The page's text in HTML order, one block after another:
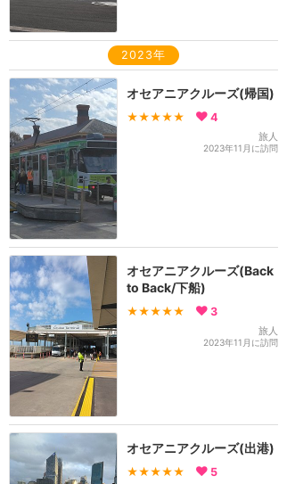
2023年
オセアニアクルーズ(帰国)
★★★★★ 4
旅人
2023年11月に訪問
オセアニアクルーズ(Back
to Back/下船)
★★★★★ 3
旅人
2023年11月に訪問
オセアニアクルーズ(出港)
★★★★★ 5